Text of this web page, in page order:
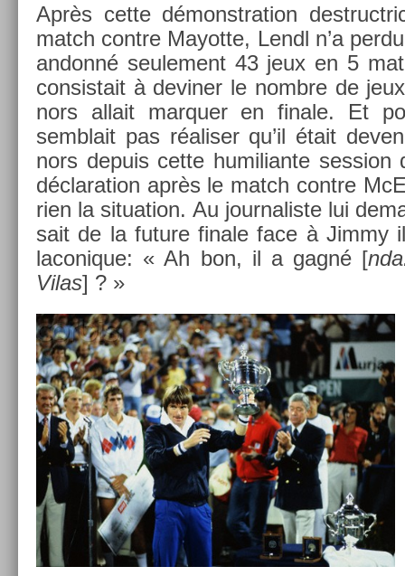
Après cette démonstra­tion
match con­tre Mayot­te, Lendl n’a
an­donné seule­ment 43 jeux en 5
con­sis­tait à de­vin­er le nombre de
nors al­lait mar­qu­er en fin­ale. Et
semblait pas réalis­er qu’il était
nors de­puis cette humilian­te sess­ion
déclara­tion après le match con­tre
rien la situa­tion. Au jour­nalis­te lui
sait de la fu­ture fin­ale face à Jimmy
laconique: « Ah bon, il a gagné [
Vilas] ? »